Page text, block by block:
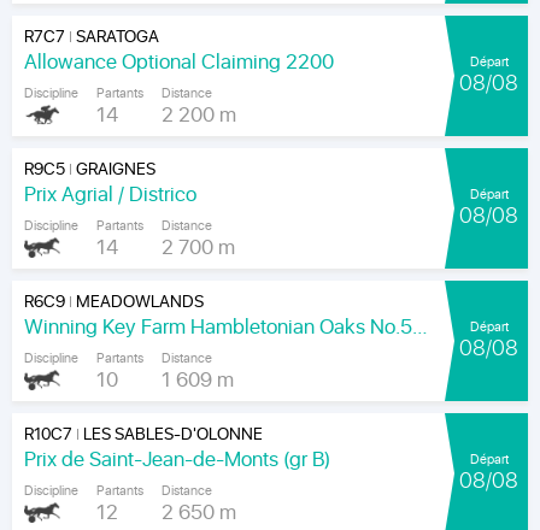
R7C7 |SARATOGA
Allowance Optional Claiming 2200
Discipline Partants
14
Distance
2 200 m
Départ
08/08
R9C5|GRAIGNES
Prix Agrial / Districo
Discipline Partants
14
Distance
2 700 m
Départ
08/08
R6C9| MEADOWLANDS
Winning Key Farm Hambletonian Oaks No.56 - Final
Discipline Partants
10
Distance
1 609 m
Départ
08/08
R10C7 | LES SABLES-D'OLONNE
Prix de Saint-Jean-de-Monts (gr B)
Discipline Partants
12
Distance
2 650 m
Départ
08/08